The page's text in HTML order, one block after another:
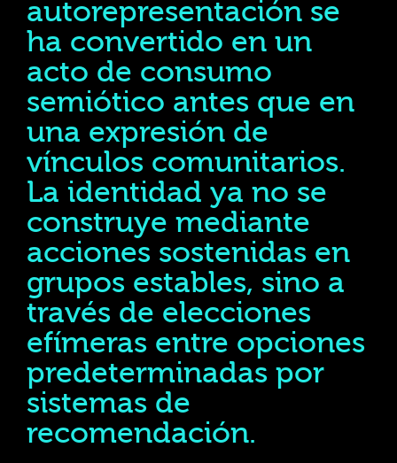
autorepresentación se
ha convertido en un
acto de consumo
semiótico antes que en
una expresión de
vínculos comunitarios.
La identidad ya no se
construye mediante
acciones sostenidas en
grupos estables, sino a
través de elecciones
efímeras entre opciones
predeterminadas por
sistemas de
recomendación.